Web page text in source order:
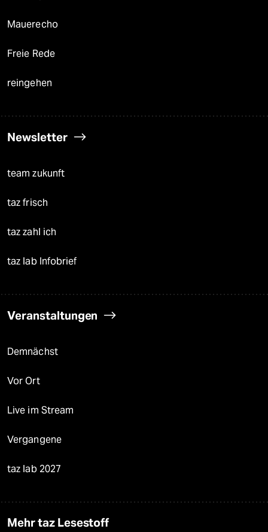
Mauerecho
Freie Rede
reingehen
Newsletter
team zukunft
taz frisch
taz zahl ich
taz lab Infobrief
Veranstaltungen
Demnächst
Vor Ort
Live im Stream
Vergangene
taz lab 2027
Mehr taz Lesestoff